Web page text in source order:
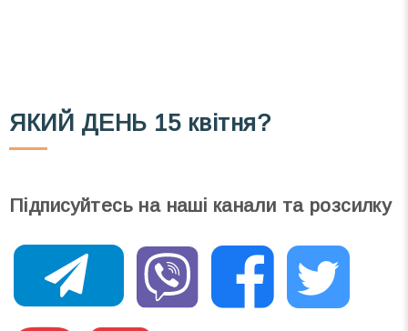
ЯКИЙ ДЕНЬ 15 квітня?
Підписуйтесь на наші канали та розсилку